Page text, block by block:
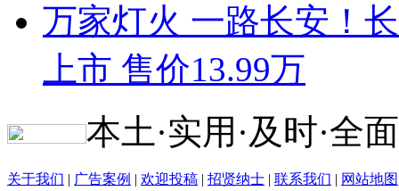
万家灯火 一路长安！
上市 售价13.99万
本土·实用·及时·全
关于我们 | 广告案例 | 欢迎投稿 | 招贤纳士 | 联系我们 | 网站地图